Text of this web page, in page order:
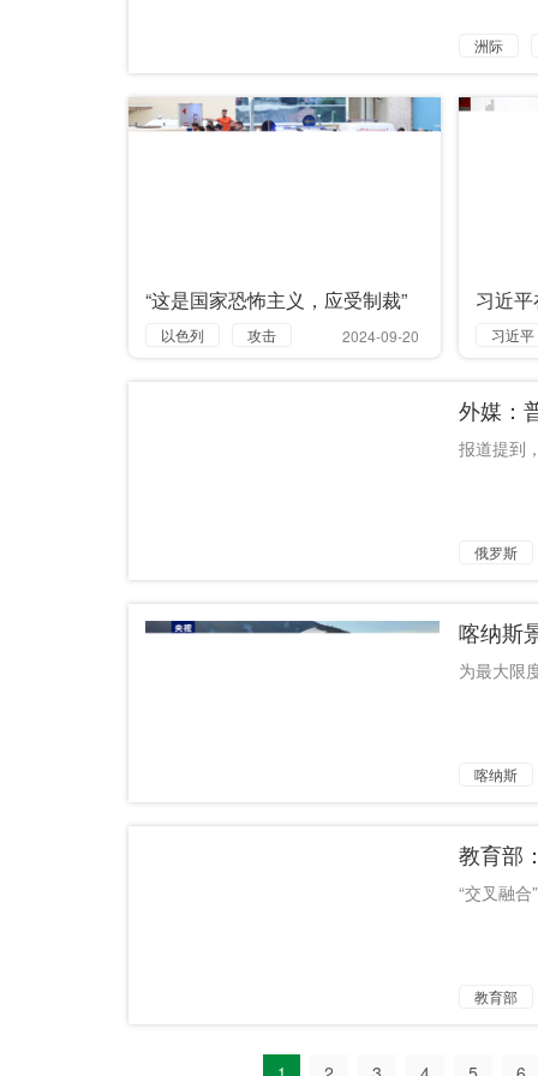
洲际
“这是国家恐怖主义，应受制裁”
以色列
攻击
2024-09-20
习近
习近平
调研
外媒：
报道提到
俄罗斯
喀纳斯
为最大限
喀纳斯
教育部
“交叉融
教育部